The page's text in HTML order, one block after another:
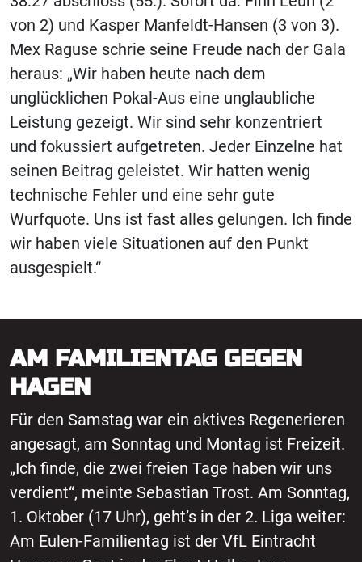
von 2) und Kasper Manfeldt-Hansen (3 von 3).
Mex Raguse schrie seine Freude nach der Gala
heraus: „Wir haben heute nach dem
unglücklichen Pokal-Aus eine unglaubliche
Leistung gezeigt. Wir sind sehr konzentriert
und fokussiert aufgetreten. Jeder Einzelne hat
seinen Beitrag geleistet. Wir hatten wenig
technische Fehler und eine sehr gute
Wurfquote. Uns ist fast alles gelungen. Ich finde
wir haben viele Situationen auf den Punkt
ausgespielt.“
AM FAMILIENTAG GEGEN
HAGEN
Für den Samstag war ein aktives Regenerieren
angesagt, am Sonntag und Montag ist Freizeit.
„Ich finde, die zwei freien Tage haben wir uns
verdient“, meinte Sebastian Trost. Am Sonntag,
1. Oktober (17 Uhr), geht’s in der 2. Liga weiter:
Am Eulen-Familientag ist der VfL Eintracht